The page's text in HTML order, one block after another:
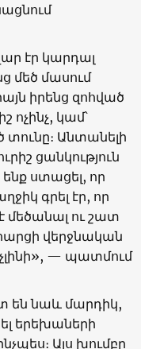
էր կարդալ
մեծ մասում
իրենց զոհված
ոչինչ, կամ՝
տունը։ Անտանելի
ցանկություն
ստացել, որ
գրել էր, որ
է մեծանալ ու շատ
վերջնական
— պատմում
են նաև մարդիկ,
երեխաների
Այս խումբը